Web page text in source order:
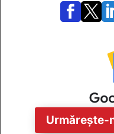
 
Urmărește-